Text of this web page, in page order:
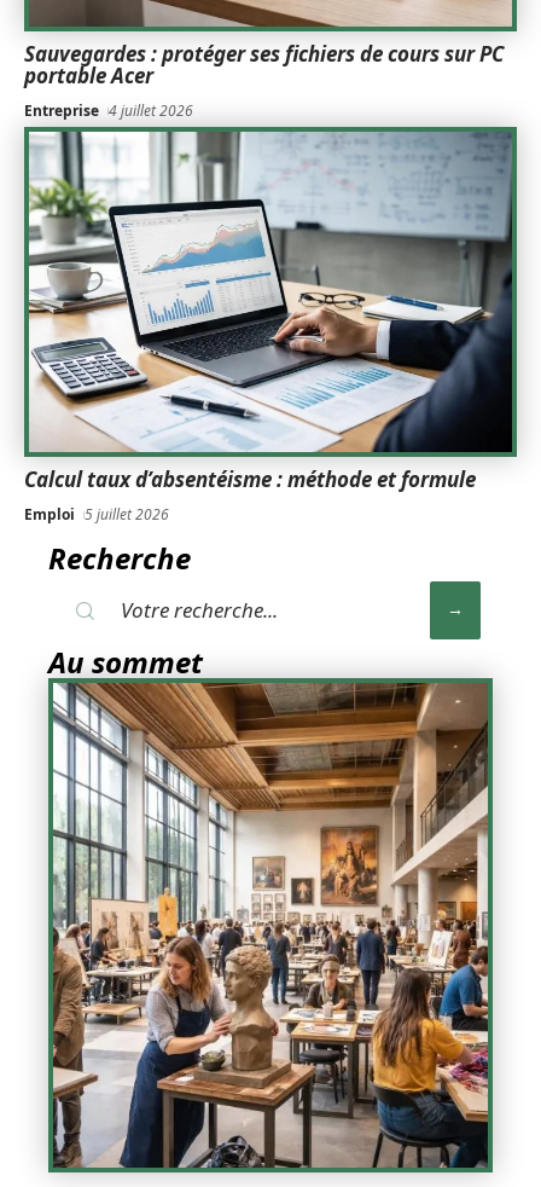
Sauvegardes : protéger ses fichiers de cours sur PC
portable Acer
Entreprise 4 juillet 2026
Calcul taux d’absentéisme : méthode et formule
Emploi 5 juillet 2026
Recherche
Au sommet